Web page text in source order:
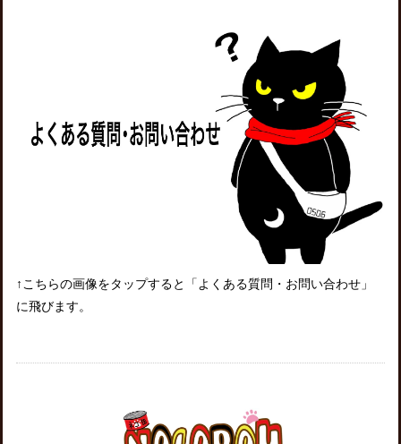
↑こちらの画像をタップすると「よくある質問・お問い合わせ」
に飛びます。